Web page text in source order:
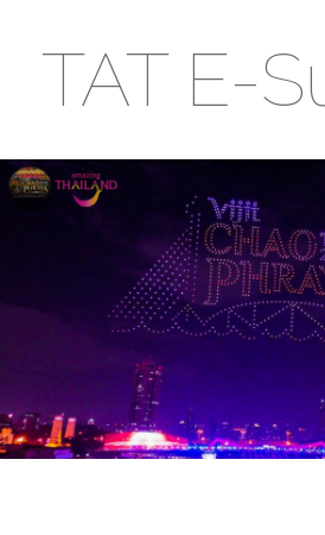
TAT E-